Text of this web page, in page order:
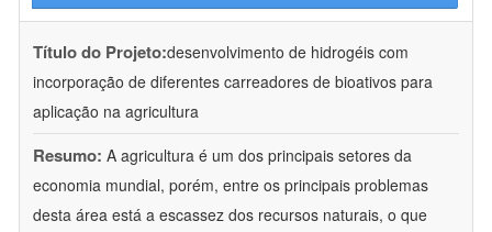
Título do Projeto:desenvolvimento de hidrogéis com
incorporação de diferentes carreadores de bioativos para
aplicação na agricultura
Resumo: A agricultura é um dos principais setores da
economia mundial, porém, entre os principais problemas
desta área está a escassez dos recursos naturais, o que